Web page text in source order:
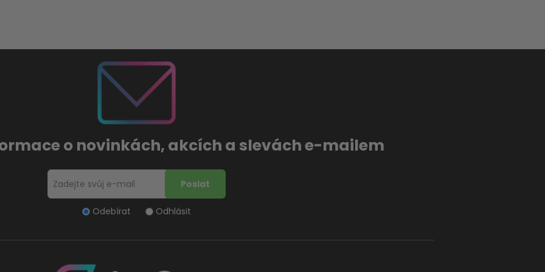
o novinkách, akcích a slevách e-mailem
Odebírat Odhlásit